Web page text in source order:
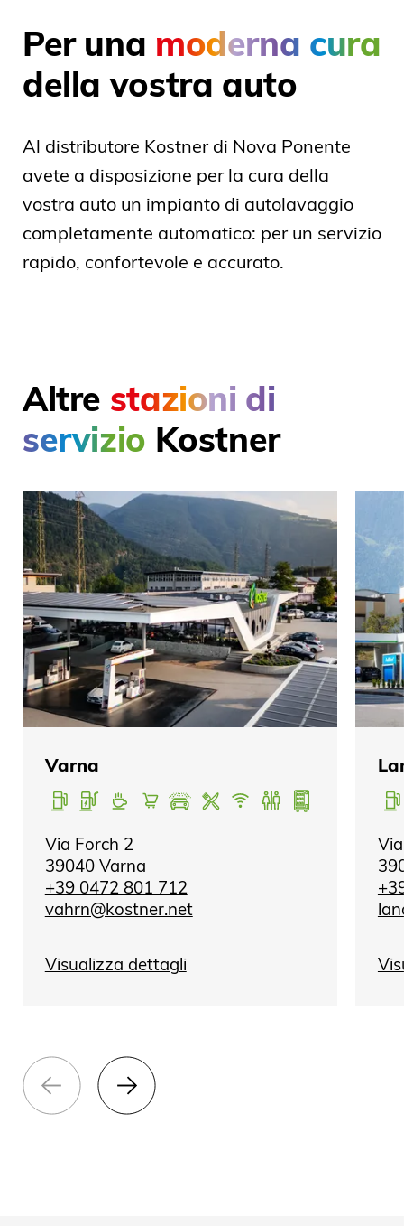
Per una moderna cura
della vostra auto
Al distributore Kostner di Nova Ponente
avete a disposizione per la cura della
vostra auto un impianto di autolavaggio
completamente automatico: per un servizio
rapido, confortevole e accurato.
Altre stazioni di
servizio Kostner
Varna
Via Forch 2
39040 Varna
+39 0472 801 712
vahrn@kostner.net
Visualizza dettagli